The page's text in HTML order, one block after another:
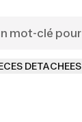
DETACHEES